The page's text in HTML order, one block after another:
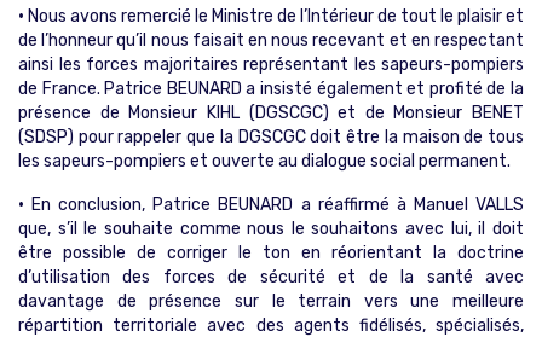
• Nous avons remercié le Ministre de l’Intérieur de tout le plaisir et
de l’honneur qu’il nous faisait en nous recevant et en respectant
ainsi les forces majoritaires représentant les sapeurs-pompiers
de France. Patrice BEUNARD a insisté également et profité de la
présence de Monsieur KIHL (DGSCGC) et de Monsieur BENET
(SDSP) pour rappeler que la DGSCGC doit être la maison de tous
les sapeurs-pompiers et ouverte au dialogue social permanent.
• En conclusion, Patrice BEUNARD a réaffirmé à Manuel VALLS
que, s’il le souhaite comme nous le souhaitons avec lui, il doit
être possible de corriger le ton en réorientant la doctrine
d’utilisation des forces de sécurité et de la santé avec
davantage de présence sur le terrain vers une meilleure
répartition territoriale avec des agents fidélisés, spécialisés,